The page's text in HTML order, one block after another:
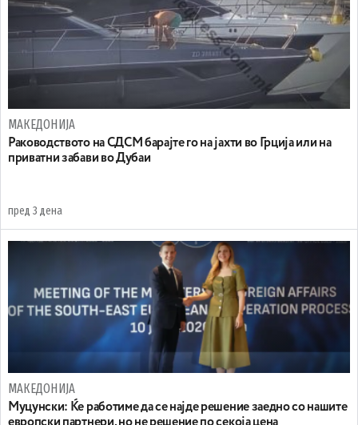
МАКЕДОНИЈА
Раководството на СДСМ барајте го на јахти во Грција или на
приватни забави во Дубаи
пред 3 дена
МАКЕДОНИЈА
Муцунски: Ќе работиме да се најде решение заедно со нашите